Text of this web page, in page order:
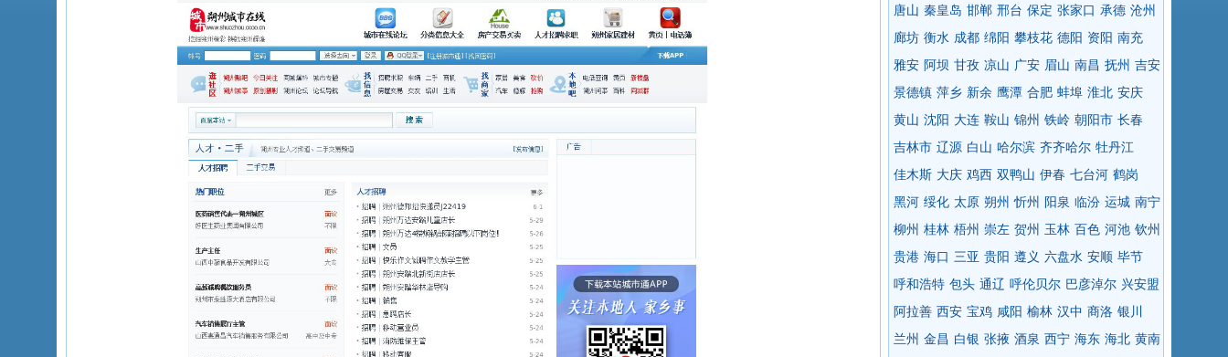
唐山 秦皇岛 邯郸 邢台 保定 张家口 承德 沧州
廊坊 衡水 成都 绵阳 攀枝花 德阳 资阳 南充
雅安 阿坝 甘孜 凉山 广安 眉山 南昌 抚州 吉安
景德镇 萍乡 新余 鹰潭 合肥 蚌埠 淮北 安庆
黄山 沈阳 大连 鞍山 锦州 铁岭 朝阳市 长春
吉林市 辽源 白山 哈尔滨 齐齐哈尔 牡丹江
佳木斯 大庆 鸡西 双鸭山 伊春 七台河 鹤岗
黑河 绥化 太原 朔州 忻州 阳泉 临汾 运城 南宁
柳州 桂林 梧州 崇左 贺州 玉林 百色 河池 钦州
贵港 海口 三亚 贵阳 遵义 六盘水 安顺 毕节
呼和浩特 包头 通辽 呼伦贝尔 巴彦淖尔 兴安盟
阿拉善 西安 宝鸡 咸阳 榆林 汉中 商洛 银川
兰州 金昌 白银 张掖 酒泉 西宁 海东 海北 黄南